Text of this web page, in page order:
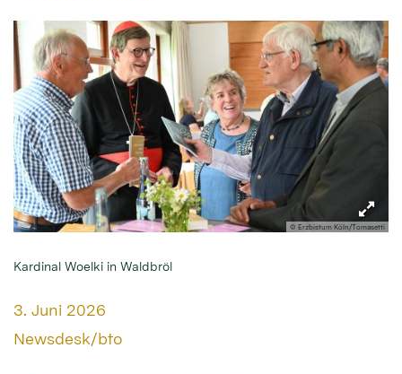
© Erzbistum Köln/Tomasetti
Kardinal Woelki in Waldbröl
Datum:
3. Juni 2026
Von:
Newsdesk/bto